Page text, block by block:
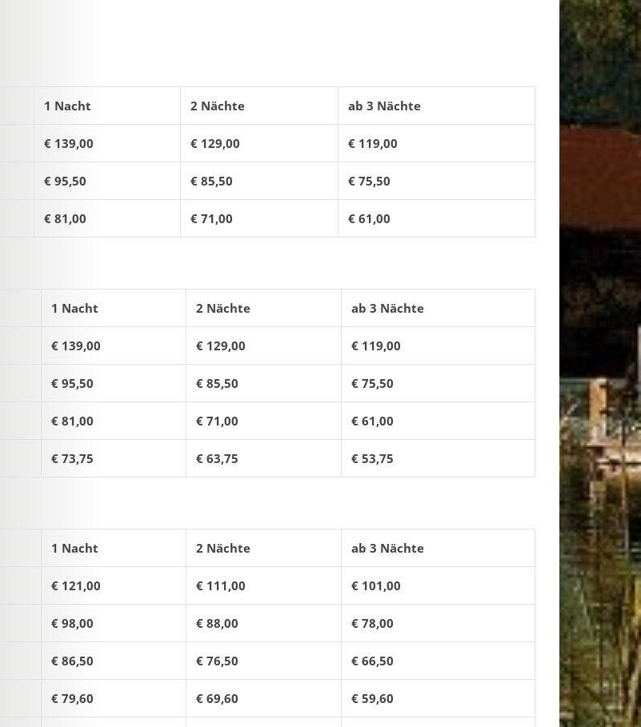
1 Nacht 2 Nächte ab 3 Nächte
€ 139,00 € 129,00 € 119,00
€ 95,50 € 85,50 € 75,50
€ 81,00 € 71,00 € 61,00
1 Nacht 2 Nächte ab 3 Nächte
€ 139,00 € 129,00 € 119,00
€ 95,50 € 85,50 € 75,50
€ 81,00 € 71,00 € 61,00
€ 73,75 € 63,75 € 53,75
1 Nacht 2 Nächte ab 3 Nächte
€ 121,00 € 111,00 € 101,00
€ 98,00 € 88,00 € 78,00
€ 86,50 € 76,50 € 66,50
€ 79,60 € 69,60 € 59,60